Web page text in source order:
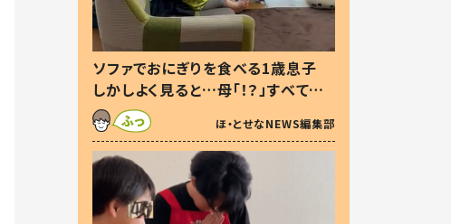
ソファでおにぎりを食べる1歳息子
しかしよく見ると…母「！？」すべてを
察した母の投稿に「可愛いから許
す！」「現行犯〜」
ほ・とせなNEWS編集部